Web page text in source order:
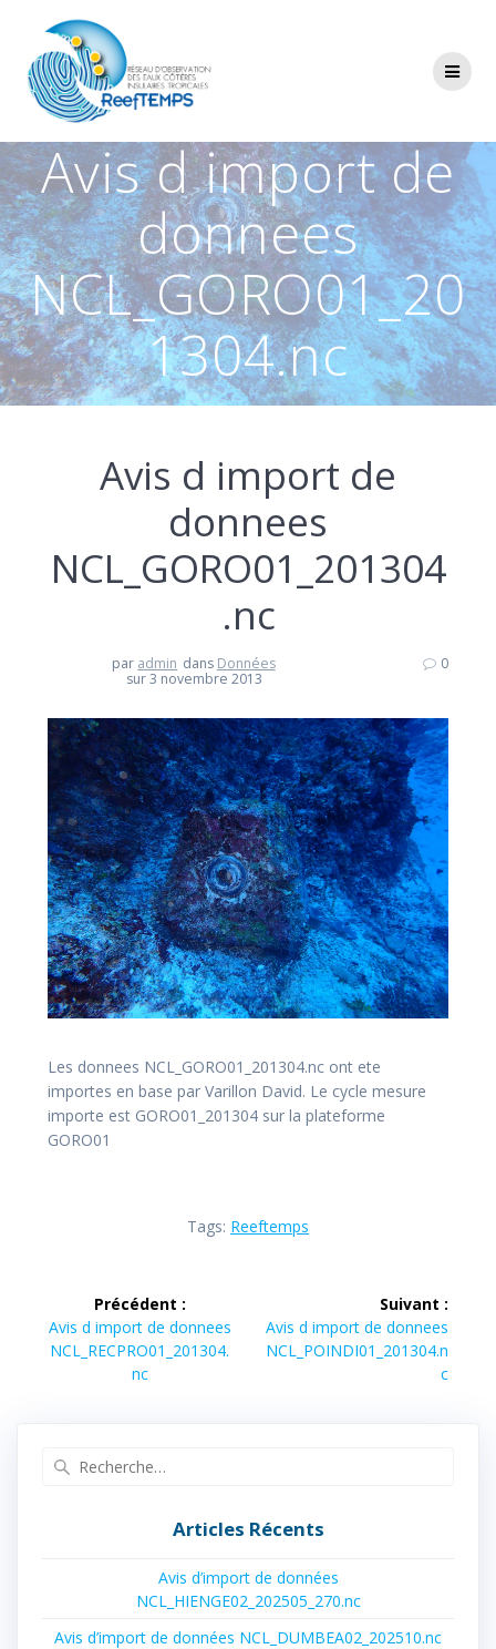
Avis d import de
donnees
NCL_GORO01_20
1304.nc
Avis d import de
donnees
NCL_GORO01_201304
.nc
par admin dans Données
sur 3 novembre 2013
0
Les donnees NCL_GORO01_201304.nc ont ete
importes en base par Varillon David. Le cycle mesure
importe est GORO01_201304 sur la plateforme
GORO01
Tags: Reeftemps
Navigation
de
l’article
Précédent :
Article
précédent :
Avis d import de donnees
NCL_RECPRO01_201304.
nc
Suivant :
Article
suivant :
Avis d import de donnees
NCL_POINDI01_201304.n
c
Articles Récents
Avis d’import de données
NCL_HIENGE02_202505_270.nc
Avis d’import de données NCL_DUMBEA02_202510.nc